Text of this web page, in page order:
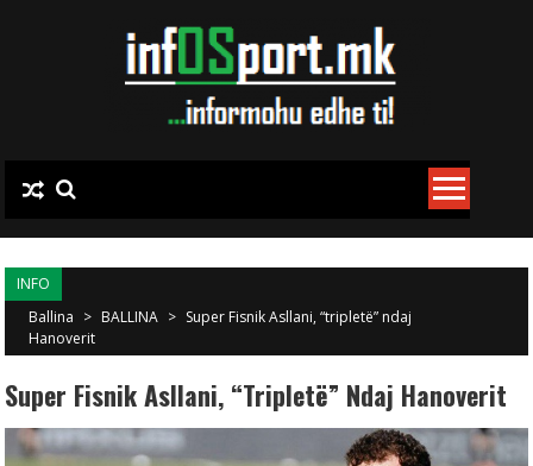
INFO
Ballina > BALLINA > Super Fisnik Asllani, “tripletë” ndaj
Hanoverit
Super Fisnik Asllani, “tripletë” Ndaj Hanoverit